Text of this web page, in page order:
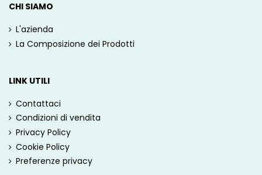
CHI SIAMO
L'azienda
La Composizione dei Prodotti
LINK UTILI
Contattaci
Condizioni di vendita
Privacy Policy
Cookie Policy
Preferenze privacy